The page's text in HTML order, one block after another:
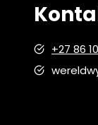
+27 86